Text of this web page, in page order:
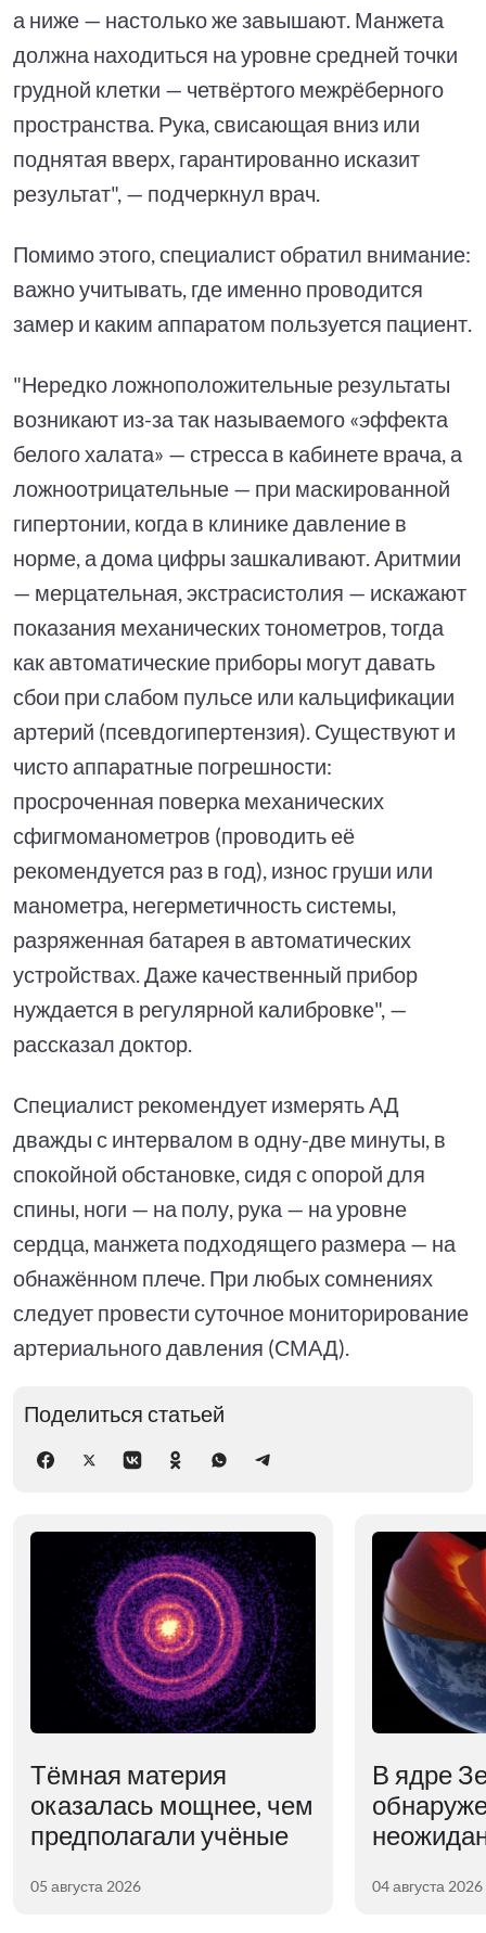
а ниже — настолько же завышают. Манжета
должна находиться на уровне средней точки
грудной клетки — четвёртого межрёберного
пространства. Рука, свисающая вниз или
поднятая вверх, гарантированно исказит
результат", — подчеркнул врач.
Помимо этого, специалист обратил внимание:
важно учитывать, где именно проводится
замер и каким аппаратом пользуется пациент.
"Нередко ложноположительные результаты
возникают из-за так называемого «эффекта
белого халата» — стресса в кабинете врача, а
ложноотрицательные — при маскированной
гипертонии, когда в клинике давление в
норме, а дома цифры зашкаливают. Аритмии
— мерцательная, экстрасистолия — искажают
показания механических тонометров, тогда
как автоматические приборы могут давать
сбои при слабом пульсе или кальцификации
артерий (псевдогипертензия). Существуют и
чисто аппаратные погрешности:
просроченная поверка механических
сфигмоманометров (проводить её
рекомендуется раз в год), износ груши или
манометра, негерметичность системы,
разряженная батарея в автоматических
устройствах. Даже качественный прибор
нуждается в регулярной калибровке", —
рассказал доктор.
Специалист рекомендует измерять АД
дважды с интервалом в одну-две минуты, в
спокойной обстановке, сидя с опорой для
спины, ноги — на полу, рука — на уровне
сердца, манжета подходящего размера — на
обнажённом плече. При любых сомнениях
следует провести суточное мониторирование
артериального давления (СМАД).
Поделиться статьей
Тёмная материя
оказалась мощнее, чем
предполагали учёные
05 августа 2026
В ядре
04 августа 2026